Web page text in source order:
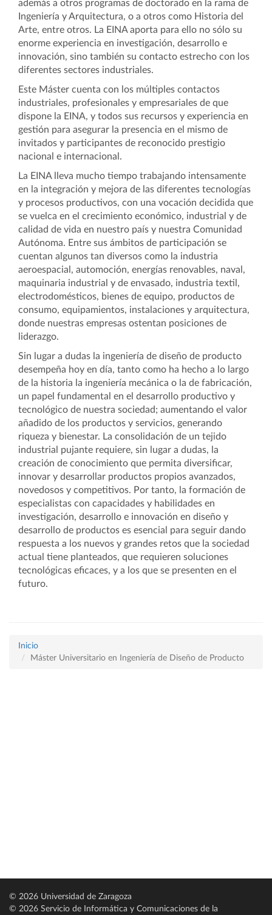
además a otros programas de doctorado en la rama de
Ingeniería y Arquitectura, o a otros como Historia del
Arte, entre otros. La EINA aporta para ello no sólo su
enorme experiencia en investigación, desarrollo e
innovación, sino también su contacto estrecho con los
diferentes sectores industriales.
Este Máster cuenta con los múltiples contactos
industriales, profesionales y empresariales de que
dispone la EINA, y todos sus recursos y experiencia en
gestión para asegurar la presencia en el mismo de
invitados y participantes de reconocido prestigio
nacional e internacional.
La EINA lleva mucho tiempo trabajando intensamente
en la integración y mejora de las diferentes tecnologías
y procesos productivos, con una vocación decidida que
se vuelca en el crecimiento económico, industrial y de
calidad de vida en nuestro país y nuestra Comunidad
Autónoma. Entre sus ámbitos de participación se
cuentan algunos tan diversos como la industria
aeroespacial, automoción, energías renovables, naval,
maquinaria industrial y de envasado, industria textil,
electrodomésticos, bienes de equipo, productos de
consumo, equipamientos, instalaciones y arquitectura,
donde nuestras empresas ostentan posiciones de
liderazgo.
Sin lugar a dudas la ingeniería de diseño de producto
desempeña hoy en día, tanto como ha hecho a lo largo
de la historia la ingeniería mecánica o la de fabricación,
un papel fundamental en el desarrollo productivo y
tecnológico de nuestra sociedad; aumentando el valor
añadido de los productos y servicios, generando
riqueza y bienestar. La consolidación de un tejido
industrial pujante requiere, sin lugar a dudas, la
creación de conocimiento que permita diversificar,
innovar y desarrollar productos propios avanzados,
novedosos y competitivos. Por tanto, la formación de
especialistas con capacidades y habilidades en
investigación, desarrollo e innovación en diseño y
desarrollo de productos es esencial para seguir dando
respuesta a los nuevos y grandes retos que la sociedad
actual tiene planteados, que requieren soluciones
tecnológicas eficaces, y a los que se presenten en el
futuro.
Inicio
Máster Universitario en Ingeniería de Diseño de Producto
© 2026 Universidad de Zaragoza
© 2026 Servicio de Informática y Comunicaciones de la